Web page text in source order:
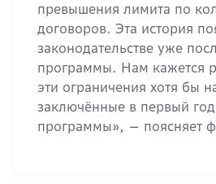
превышения лимита по
договоров. Эта история
законодательстве уже
программы. Нам кажется
эти ограничения хотя бы
заключённые в первый год
программы», — поясняет